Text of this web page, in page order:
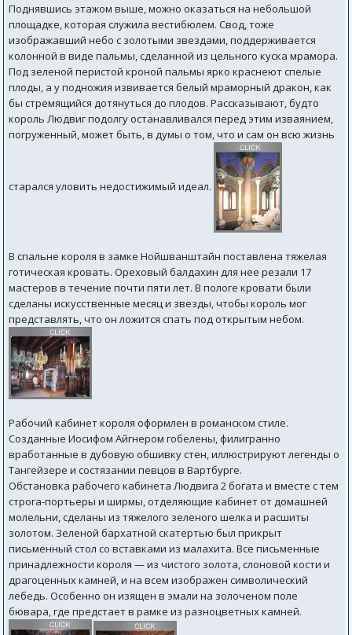
Поднявшись этажом выше, можно оказаться на небольшой
площадке, которая служила вестибюлем. Свод, тоже
изображавший небо с золотыми звездами, поддерживается
колонной в виде пальмы, сделанной из цельного куска мрамора.
Под зеленой перистой кроной пальмы ярко краснеют спелые
плоды, а у подножия извивается белый мраморный дракон, как
бы стремящийся дотянуться до плодов. Рассказывают, будто
король Людвиг подолгу останавливался перед этим изваянием,
погруженный, может быть, в думы о том, что и сам он всю жизнь
старался уловить недостижимый идеал.
В спальне короля в замке Нойшванштайн поставлена тяжелая
готическая кровать. Ореховый балдахин для нее резали 17
мастеров в течение почти пяти лет. В пологе кровати были
сделаны искусственные месяц и звезды, чтобы король мог
представлять, что он ложится спать под открытым небом.
Рабочий кабинет короля оформлен в романском стиле.
Созданные Иосифом Айгнером гобелены, филигранно
вработанные в дубовую обшивку стен, иллюстрируют легенды о
Тангейзере и состязании певцов в Вартбурге.
Обстановка рабочего кабинета Людвига 2 богата и вместе с тем
строга-портьеры и ширмы, отделяющие кабинет от домашней
молельни, сделаны из тяжелого зеленого шелка и расшиты
золотом. Зеленой бархатной скатертью был прикрыт
письменный стол со вставками из малахита. Все письменные
принадлежности короля — из чистого золота, слоновой кости и
драгоценных камней, и на всем изображен символический
лебедь. Особенно он изящен в эмали на золоченом поле
бювара, где предстает в рамке из разноцветных камней.